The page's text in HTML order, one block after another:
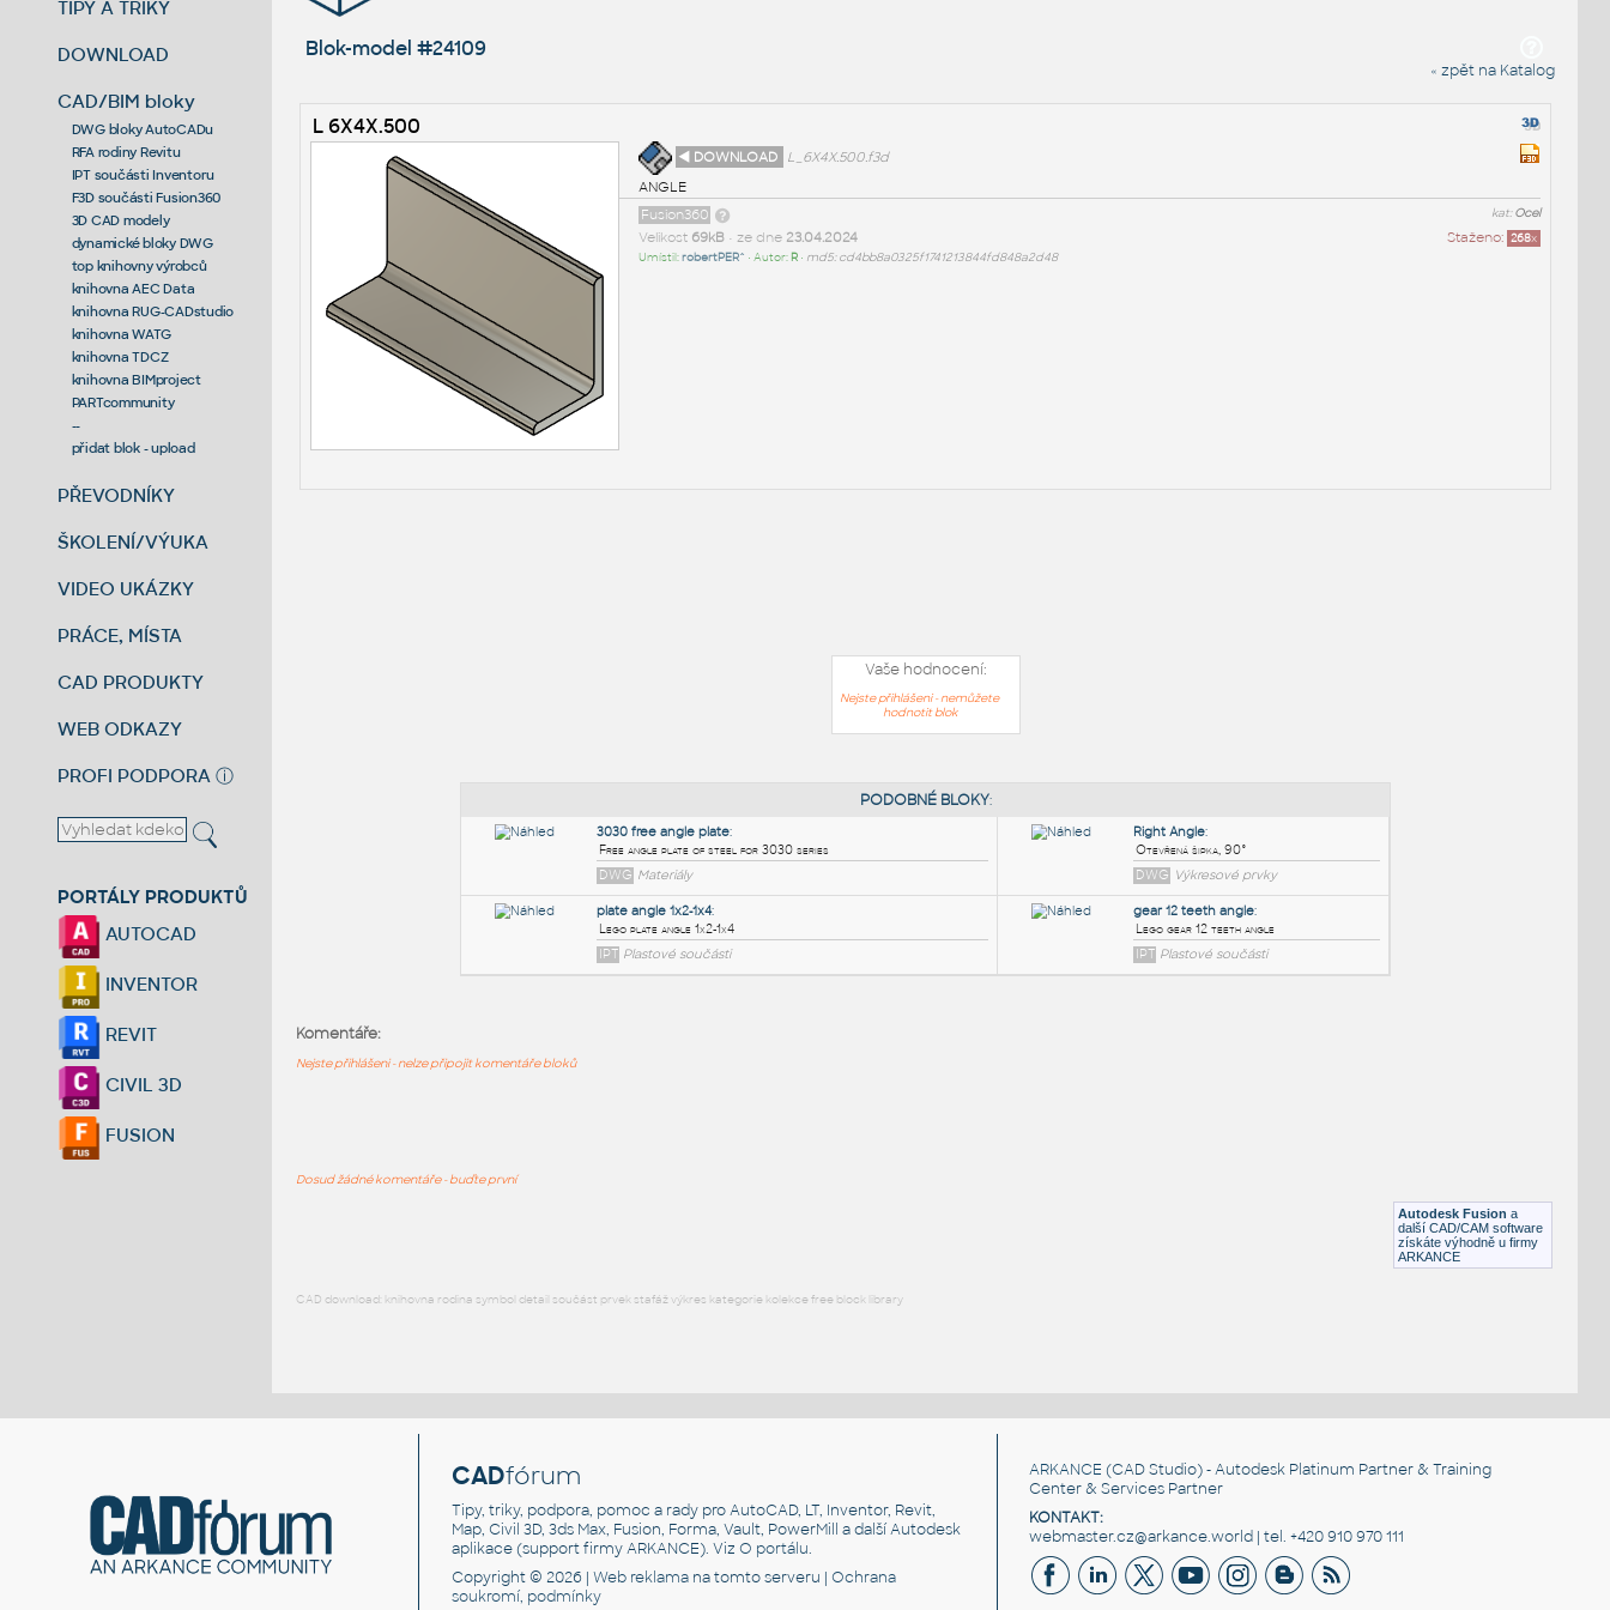
TIPY A TRIKY
DOWNLOAD
CAD/BIM bloky
DWG bloky AutoCADu
RFA rodiny Revitu
IPT součásti Inventoru
F3D součásti Fusion360
3D CAD modely
dynamické bloky DWG
top knihovny výrobců
knihovna AEC Data
knihovna RUG-CADstudio
knihovna WATG
knihovna TDCZ
knihovna BIMproject
PARTcommunity
--
přidat blok - upload
PŘEVODNÍKY
ŠKOLENÍ/VÝUKA
VIDEO UKÁZKY
PRÁCE, MÍSTA
CAD PRODUKTY
WEB ODKAZY
PROFI PODPORA ⓘ
PORTÁLY PRODUKTŮ
AUTOCAD
INVENTOR
REVIT
CIVIL 3D
FUSION
Blok-model #24109
« zpět na Katalog
L 6X4X.500
◄ DOWNLOAD
L_6X4X.500.f3d
ANGLE
kat:Ocel
Fusion360
Staženo: 268x
Velikost 69kB• ze dne 23.04.2024
Umístil:robertPER^ • Autor: R• md5: cd4bb8a0325f1741213844fd848a2d48
Vaše hodnocení:
Nejste přihlášeni - nemůžete
hodnotit blok
Plastové součásti
Autodesk Fusion a
další CAD/CAM software
získáte výhodně u firmy
ARKANCE
Komentáře:
Nejste přihlášeni - nelze připojit komentáře bloků
Dosud žádné komentáře - buďte první
CAD download: knihovna rodina symbol detail součást prvek stafáž výkres kategorie kolekce free block library
CADfórum
Tipy, triky, podpora, pomoc a rady pro AutoCAD, LT, Inventor, Revit,
Map, Civil 3D, 3ds Max, Fusion, Forma, Vault, PowerMill a další Autodesk
aplikace (support firmy ARKANCE). VizO portálu.
Copyright © 2026 |Web reklama na tomto serveru |Ochrana
soukromí, podmínky
ARKANCE (CAD Studio) - Autodesk Platinum Partner & Training
Center & Services Partner
KONTAKT:
webmaster.cz@arkance.world | tel. +420 910 970 111